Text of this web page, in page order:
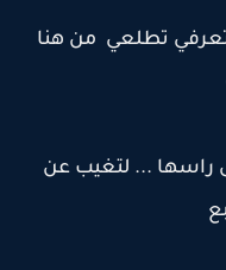
تطلعي من هنا
... لتغيب عن